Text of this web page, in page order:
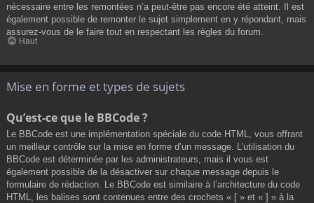
nécessaire entre les remontées n’a peut-être pas encore été atteint. Il est
également possible de remonter le sujet simplement en y répondant, mais
assurez-vous de le faire tout en respectant les règles du forum.
Haut
Mise en forme et types de sujets
Qu’est-ce que le BBCode ?
Le BBCode est une implémentation spéciale du code HTML, vous offrant
un meilleur contrôle sur la mise en forme d’un message. L’utilisation du
BBCode est déterminée par les administrateurs, mais il vous est
également possible de la désactiver sur chaque message depuis le
formulaire de rédaction. Le BBCode est similaire à l’architecture du code
HTML, les balises sont contenues entre des crochets « [ » et « ] » à la